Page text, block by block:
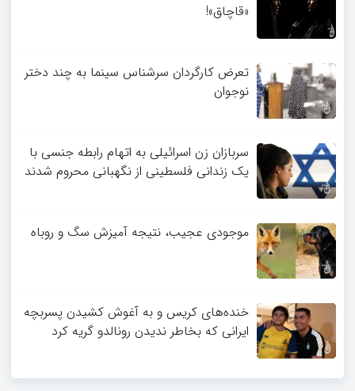
«قاچاق»!
تعرض کارگردان سرشناس سینما به چند دختر
نوجوان
سربازان زن اسرائیلی به اتهام رابطه جنسی با
یک زندانی فلسطینی از نگهبانی محروم شدند
موجودی عجیب، نتیجه آمیزش سگ و روباه
خنده‌های کریس و به آغوش کشیدن پسربچه
ایرانی که بخاطر ندیدن رونالدو گریه کرد